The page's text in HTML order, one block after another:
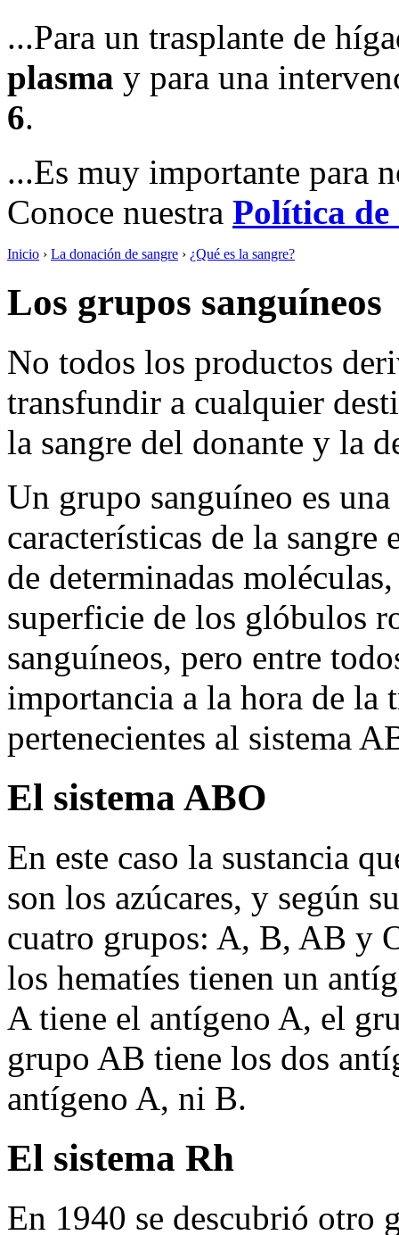
...Para un trasplante de
plasma y para una
6.
...Es muy importante para
Conoce nuestra Política
Inicio › La donación de sangre › ¿Qué es la sangre?
Los grupos sanguíneos
No todos los productos
transfundir a cualquier
la sangre del donante y la
Un grupo sanguíneo es
características de la sangre
de determinadas
superficie de los glóbulos
sanguíneos, pero entre
importancia a la hora de la
pertenecientes al sistema
El sistema ABO
En este caso la sustancia
son los azúcares, y según
cuatro grupos: A, B, AB y
los hematíes tienen un
A tiene el antígeno A, el
grupo AB tiene los dos
antígeno A, ni B.
El sistema Rh
En 1940 se descubrió otro